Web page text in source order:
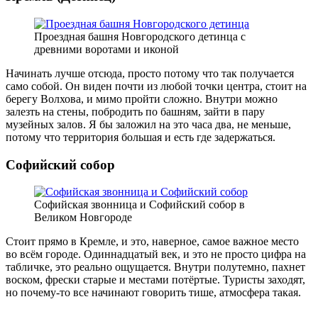
Проездная башня Новгородского детинца с
древними воротами и иконой
Начинать лучше отсюда, просто потому что так получается
само собой. Он виден почти из любой точки центра, стоит на
берегу Волхова, и мимо пройти сложно. Внутри можно
залезть на стены, побродить по башням, зайти в пару
музейных залов. Я бы заложил на это часа два, не меньше,
потому что территория большая и есть где задержаться.
Софийский собор
Софийская звонница и Софийский собор в
Великом Новгороде
Стоит прямо в Кремле, и это, наверное, самое важное место
во всём городе. Одиннадцатый век, и это не просто цифра на
табличке, это реально ощущается. Внутри полутемно, пахнет
воском, фрески старые и местами потёртые. Туристы заходят,
но почему-то все начинают говорить тише, атмосфера такая.